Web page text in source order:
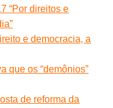
“Por direitos e
e democracia, a
que os “demônios”
de reforma da